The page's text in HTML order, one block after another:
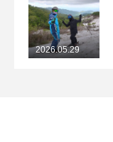
2026.05.29